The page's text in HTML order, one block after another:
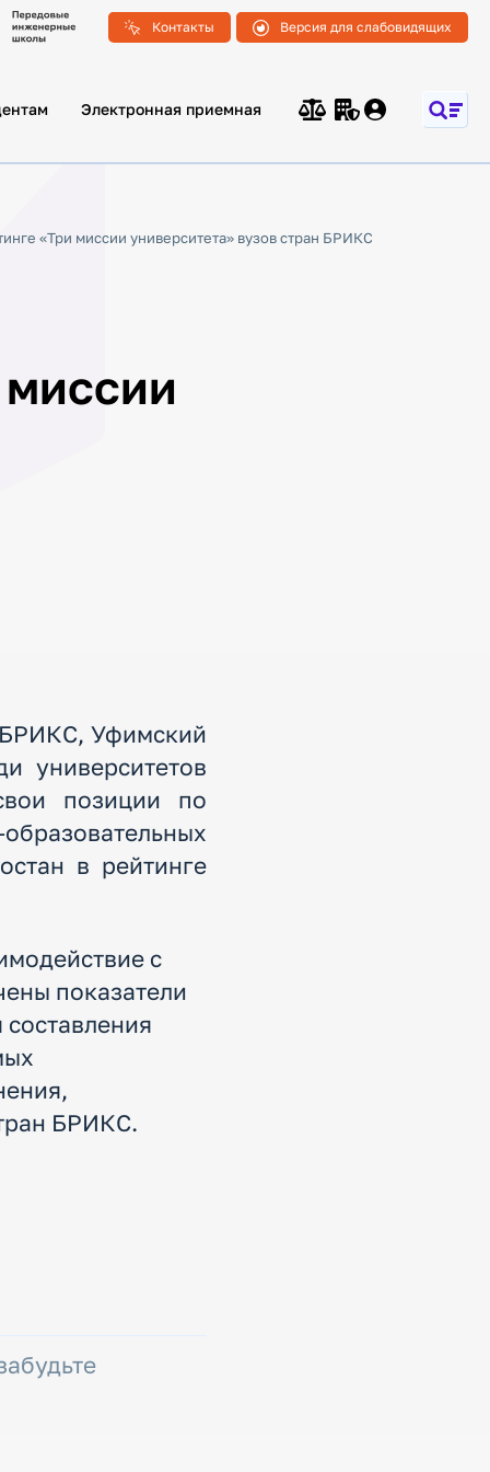
Контакты Версия для слабовидящих
Электронная приемная
«Три миссии университета» вузов стран БРИКС
БРИКС, Уфимский
университетов
позиции по
в рейтинге
с
показатели
БРИКС.